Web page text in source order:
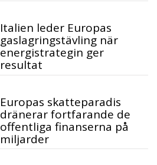
Italien leder Europas
gaslagringstävling när
energistrategin ger
resultat
Europas skatteparadis
dränerar fortfarande de
offentliga finanserna på
miljarder